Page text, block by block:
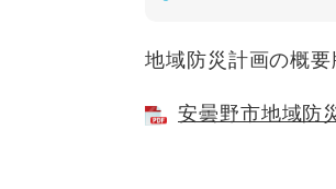
地域防災計画の概要
安曇野市地域防